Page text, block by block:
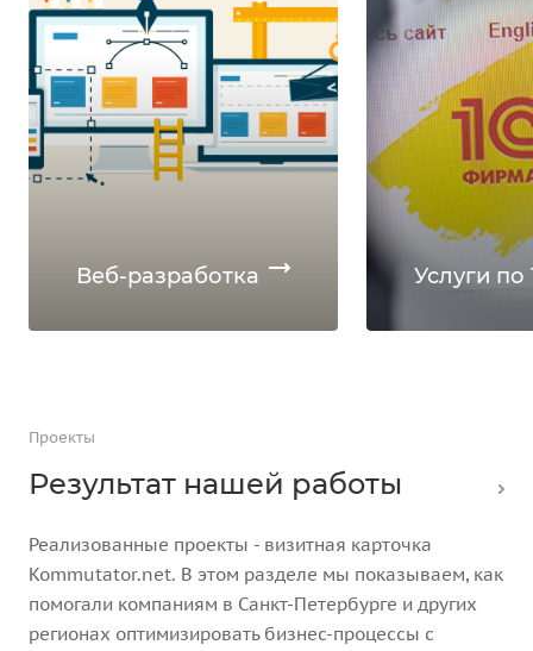
Веб-разработка Услуги по
Проекты
Результат нашей работы
Реализованные проекты - визитная карточка
Kommutator.net. В этом разделе мы показываем, как
помогали компаниям в Санкт-Петербурге и других
регионах оптимизировать бизнес-процессы с